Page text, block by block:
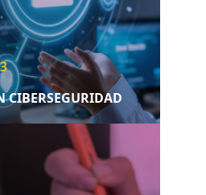
CIBERSEGURIDAD